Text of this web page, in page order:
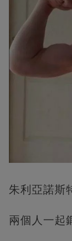
朱利亞諾斯
兩個人一起